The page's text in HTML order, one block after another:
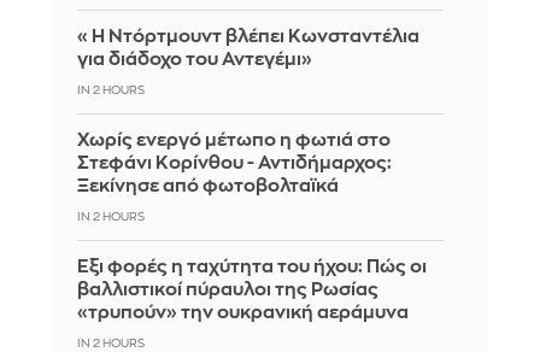
«Η Ντόρτμουντ βλέπει Κωνσταντέλια
για διάδοχο του Αντεγέμι»
IN 2 HOURS
Χωρίς ενεργό μέτωπο η φωτιά στο
Στεφάνι Κορίνθου - Αντιδήμαρχος:
Ξεκίνησε από φωτοβολταϊκά
IN 2 HOURS
Έξι φορές η ταχύτητα του ήχου: Πώς οι
βαλλιστικοί πύραυλοι της Ρωσίας
«τρυπούν» την ουκρανική αεράμυνα
IN 2 HOURS